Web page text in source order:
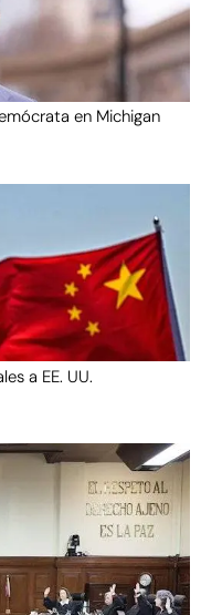
en Michigan
a EE. UU.